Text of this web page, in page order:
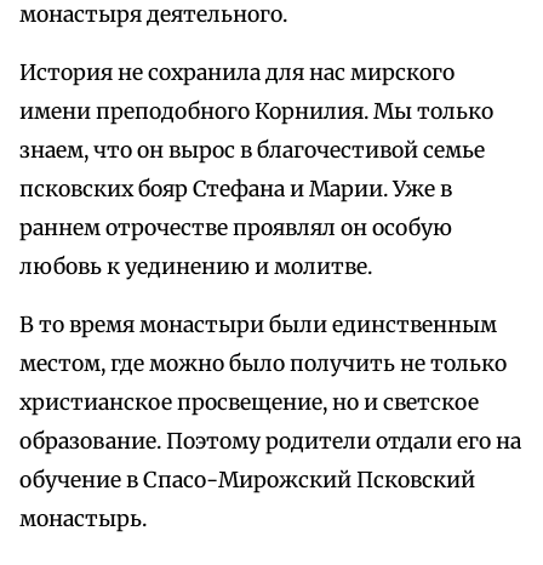
монастыря деятельного.
История не сохранила для нас мирского
имени преподобного Корнилия. Мы только
знаем, что он вырос в благочестивой семье
псковских бояр Стефана и Марии. Уже в
раннем отрочестве проявлял он особую
любовь к уединению и молитве.
В то время монастыри были единственным
местом, где можно было получить не только
христианское просвещение, но и светское
образование. Поэтому родители отдали его на
обучение в Спасо-Мирожский Псковский
монастырь.